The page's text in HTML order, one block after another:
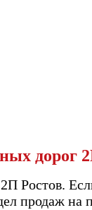
дорог
Ростов.
продаж на